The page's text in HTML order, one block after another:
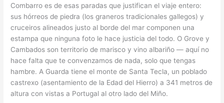
Combarro es de esas paradas que justifican el viaje entero:
sus hórreos de piedra (los graneros tradicionales gallegos) y
cruceiros alineados justo al borde del mar componen una
estampa que ninguna foto le hace justicia del todo. O Grove y
Cambados son territorio de marisco y vino albariño — aquí no
hace falta que te convenzamos de nada, solo que tengas
hambre. A Guarda tiene el monte de Santa Tecla, un poblado
castrexo (asentamiento de la Edad del Hierro) a 341 metros de
altura con vistas a Portugal al otro lado del Miño.